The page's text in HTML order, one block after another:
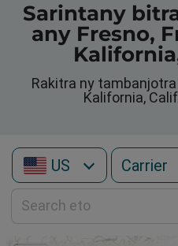
Sarintany
any Fresno,
Rakitra ny
Kalifornia,
US